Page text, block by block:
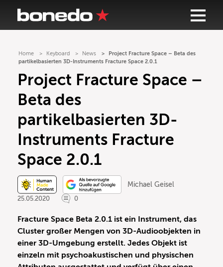
Home Keyboard News
Project Fracture Space – Beta des
partikelbasierten 3D-Instruments Fracture Space 2.0.1
Project Fracture Space –
Beta des
partikelbasierten 3D-
Instruments Fracture
Space 2.0.1
Michael Geisel
25.05.2020
0
Fracture Space Beta 2.0.1 ist ein Instrument, das
Cluster großer Mengen von 3D-Audioobjekten in
einer 3D-Umgebung erstellt. Jedes Objekt ist
einzeln mit psychoakustischen und physischen